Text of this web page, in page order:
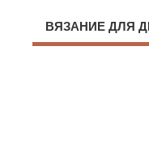
ВЯЗАНИЕ ДЛЯ